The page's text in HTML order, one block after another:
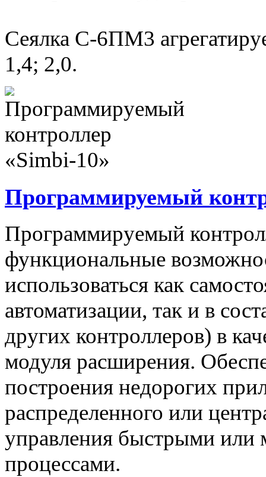
Сеялка С-6ПМ3
1,4; 2,0.
Программируемый
Программируемый
функциональные
использоваться как
автоматизации, так и в
других контроллеров) в
модуля расширения.
построения недорогих
распределенного или
управления быстрыми или
процессами.